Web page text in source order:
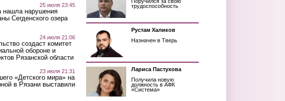
25 июля 23:45
нашла нарушения
Сегденского озера
24 июля 21:06
создаст комитет
обороне и
Рязанской области
23 июля 21:31
«Детского мира» на
в Рязани выставили
трудоспособность
Рустам Халиков
Назначен в Тверь
Лариса Пастухова
Получила новую
должность в АФК
«Система»